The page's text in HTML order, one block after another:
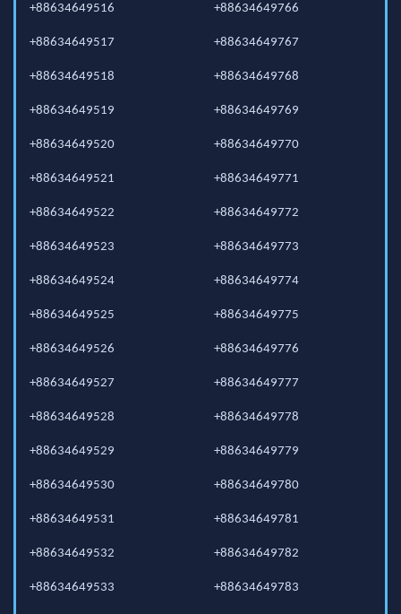
+88634649516
+88634649517
+88634649518
+88634649519
+88634649520
+88634649521
+88634649522
+88634649523
+88634649524
+88634649525
+88634649526
+88634649527
+88634649528
+88634649529
+88634649530
+88634649531
+88634649532
+88634649533
+88634649766
+88634649767
+88634649768
+88634649769
+88634649770
+88634649771
+88634649772
+88634649773
+88634649774
+88634649775
+88634649776
+88634649777
+88634649778
+88634649779
+88634649780
+88634649781
+88634649782
+88634649783